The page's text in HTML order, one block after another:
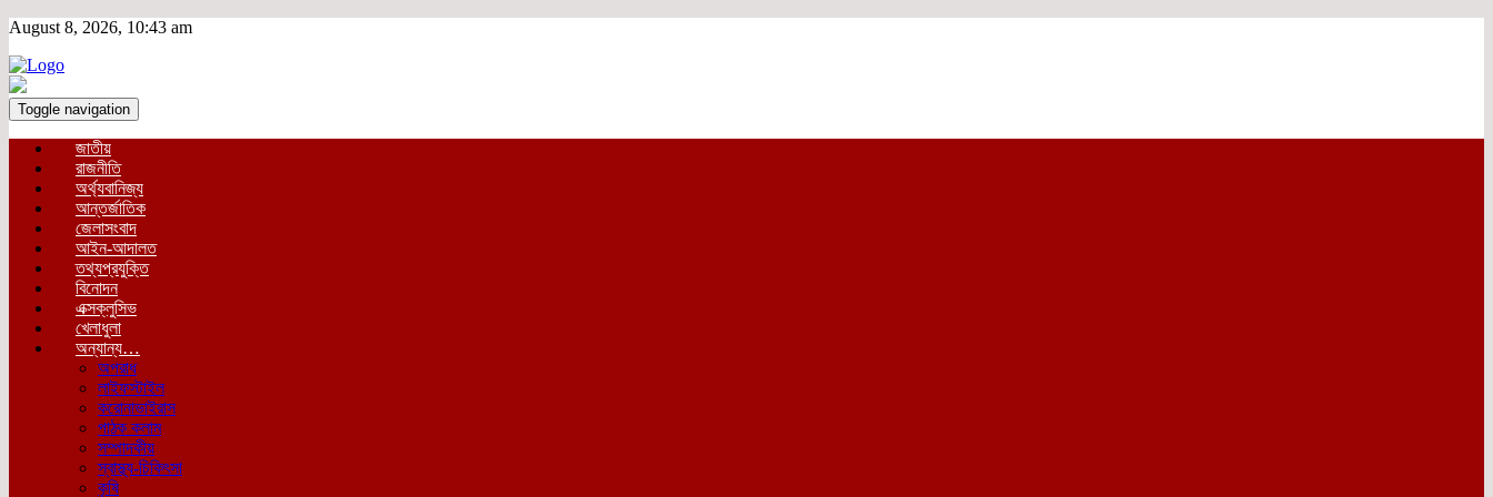
August 8, 2026, 10:43 am
Toggle navigation
জাতীয়
রাজনীতি
অর্থ্যবানিজ্য
আন্তর্জাতিক
জেলাসংবাদ
আইন-আদালত
তথ্যপ্রযুক্তি
বিনোদন
এক্সক্লুসিভ
খেলাধুলা
অন্যান্য…
অপরাধ
লাইফস্টাইল
করোনাভাইরাস
পাঠক কলাম
সম্পাদকীয়
স্বাস্থ্য-চিকিৎসা
কৃষি